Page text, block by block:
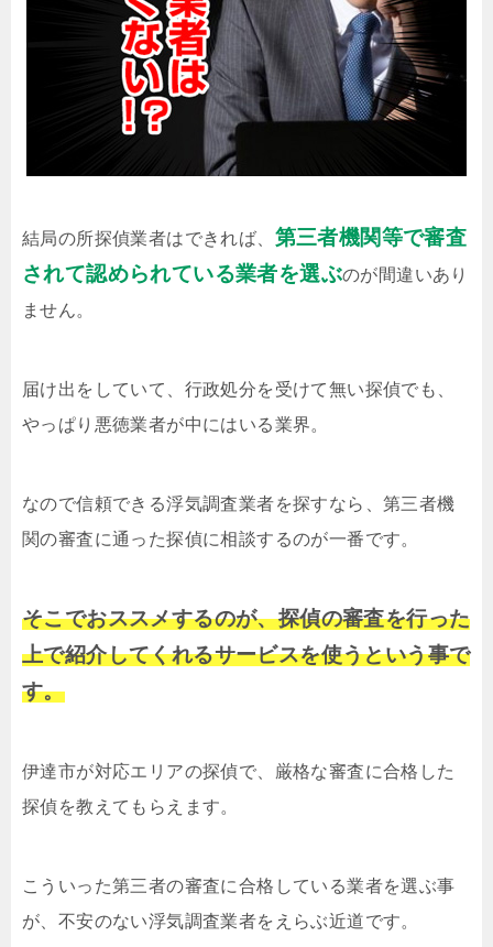
結局の所探偵業者はできれば、 第三者機関等で審査
されて認められている業者を選ぶのが間違いあり
ません。
届け出をしていて、行政処分を受けて無い探偵でも、
やっぱり悪徳業者が中にはいる業界。
なので信頼できる浮気調査業者を探すなら、第三者機
関の審査に通った探偵に相談するのが一番です。
そこでおススメするのが、探偵の審査を行った
上で紹介してくれるサービスを使うという事で
す。
伊達市が対応エリアの探偵で、厳格な審査に合格した
探偵を教えてもらえます。
こういった第三者の審査に合格している業者を選ぶ事
が、不安のない浮気調査業者をえらぶ近道です。